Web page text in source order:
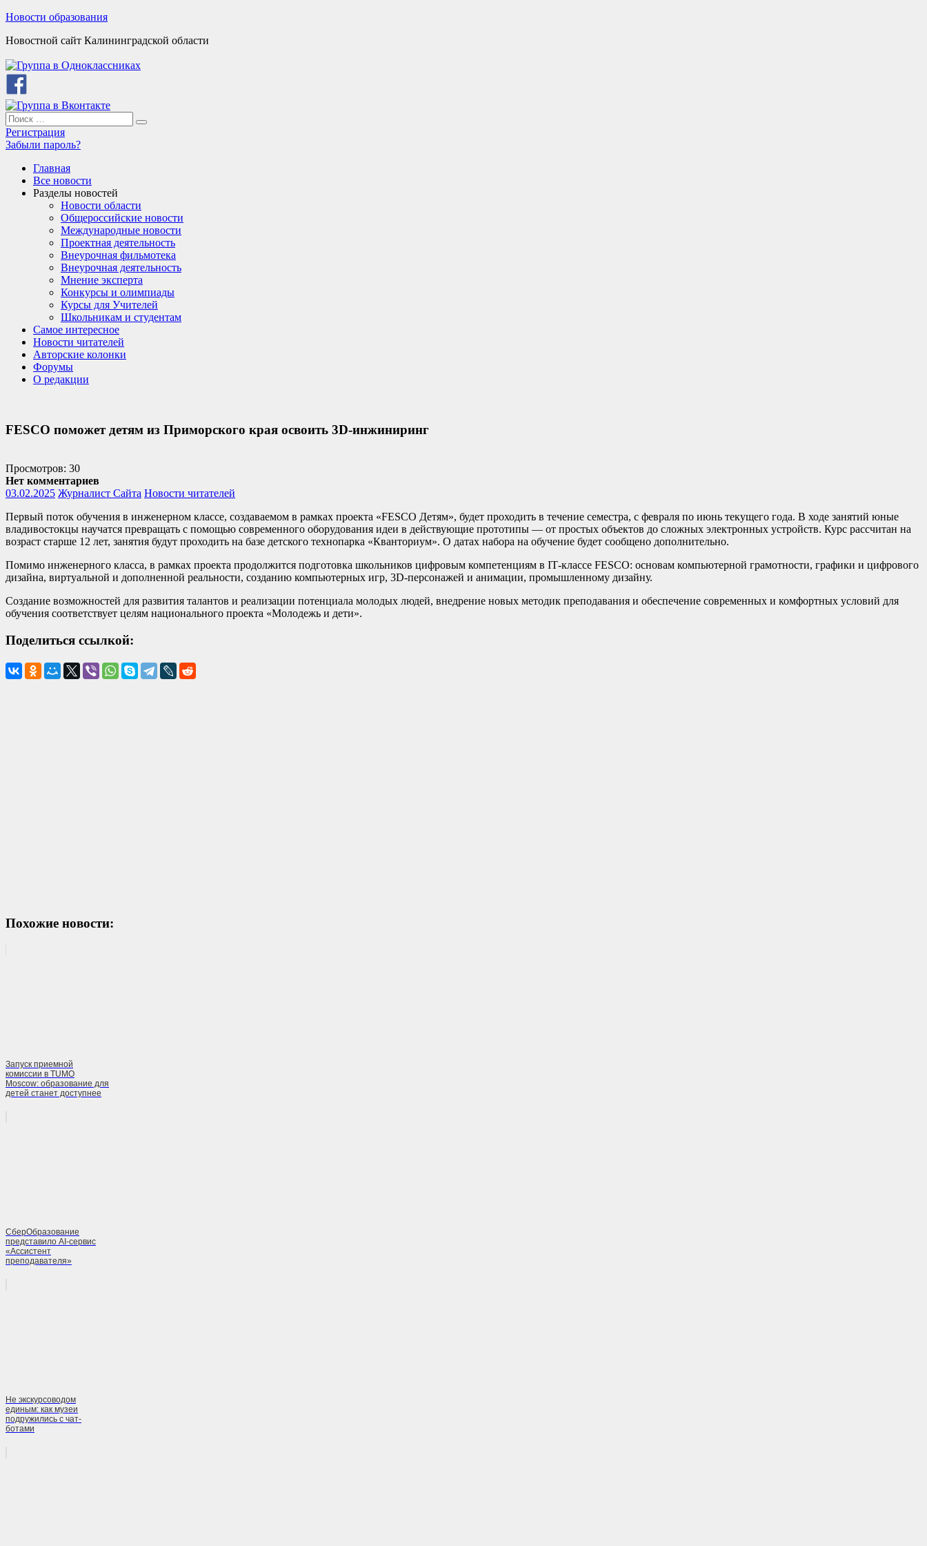
Skip
content
Новости образования
Новостной сайт Калининградской области
Search
for:
Search
Регистрация
Забыли пароль?
Главная
Все новости
Разделы новостей
Новости области
Общероссийские новости
Международные новости
Проектная деятельность
Внеурочная фильмотека
Внеурочная деятельность
Мнение эксперта
Конкурсы и олимпиады
Курсы для Учителей
Школьникам и студентам
Самое интересное
Новости читателей
Авторские колонки
Форумы
О редакции
FESCO поможет детям из Приморского края освоить 3D-инжиниринг
Просмотров: 30
Нет комментариев
03.02.2025 Журналист Сайта Новости читателей
Первый поток обучения в инженерном классе, создаваемом в рамках проекта «FESCO Детям», будет проходить в течение семестра, с февраля по июнь текущего года. В ходе занятий юные
владивостокцы научатся превращать с помощью современного оборудования идеи в действующие прототипы — от простых объектов до сложных электронных устройств. Курс рассчитан на
возраст старше 12 лет, занятия будут проходить на базе детского технопарка «Кванториум». О датах набора на обучение будет сообщено дополнительно.
Помимо инженерного класса, в рамках проекта продолжится подготовка школьников цифровым компетенциям в IT-классе FESCO: основам компьютерной грамотности, графики и цифрового
дизайна, виртуальной и дополненной реальности, созданию компьютерных игр, 3D-персонажей и анимации, промышленному дизайну.
Создание возможностей для развития талантов и реализации потенциала молодых людей, внедрение новых методик преподавания и обеспечение современных и комфортных условий для
обучения соответствует целям национального проекта «Молодежь и дети».
Поделиться ссылкой:
Похожие новости:
Запуск приемной
комиссии в TUMO
Moscow: образование для
детей станет доступнее
СберОбразование
представило AI-сервис
«Ассистент
преподавателя»
Не экскурсоводом
единым: как музеи
подружились с чат-
ботами